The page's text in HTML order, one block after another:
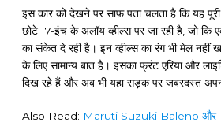
इस कार को देखने पर साफ़ पता चलता है कि यह
छोटे 17-इंच के अलॉय व्हील्स पर जा रही है, जो कि
का संकेत दे रही है। इन व्हील्स का रंग भी मेल नहीं
के लिए सामान्य बात है। इसका फ्रंट एरिया और
दिख रहे हैं और अब भी यहा सड़क पर जबरदस्त
Also Read: Maruti Suzuki Baleno और